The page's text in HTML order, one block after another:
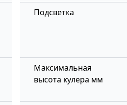
Подсветка
Максимальная
высота кулера мм